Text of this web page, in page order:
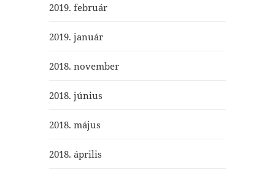
2019. február
2019. január
2018. november
2018. június
2018. május
2018. április